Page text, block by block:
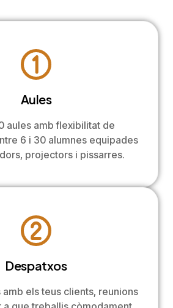
Aules
aules amb flexibilitat de
6 i 30 alumnes equipades
projectors i pissarres.
Despatxos
amb els teus clients, reunions